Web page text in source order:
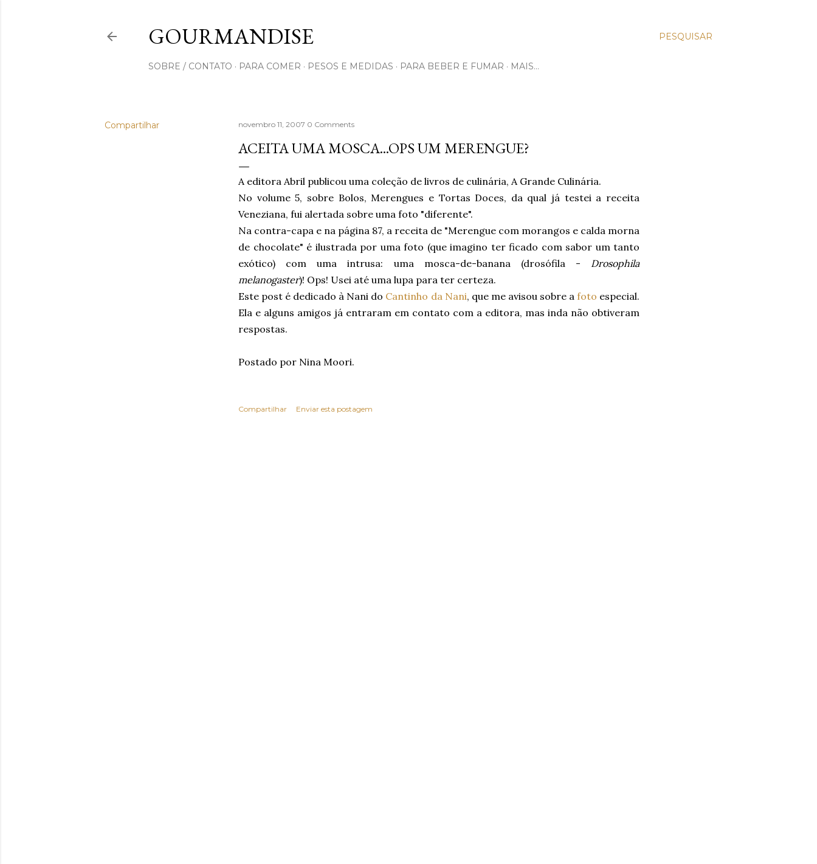
PESQUISAR
GOURMANDISE
SOBRE / CONTATO PARA COMER PESOS E MEDIDAS PARA BEBER E FUMAR MAIS…
Compartilhar novembro 11, 2007 0 Comments
ACEITA UMA MOSCA...OPS UM MERENGUE?
A editora Abril publicou uma coleção de livros de culinária, A Grande Culinária.
No volume 5, sobre Bolos, Merengues e Tortas Doces, da qual já testei a receita
Veneziana, fui alertada sobre uma foto "diferente".
Na contra-capa e na página 87, a receita de "Merengue com morangos e calda morna
de chocolate" é ilustrada por uma foto (que imagino ter ficado com sabor um tanto
exótico) com uma intrusa: uma mosca-de-banana (drosófila - Drosophila
melanogaster)! Ops! Usei até uma lupa para ter certeza.
Este post é dedicado à Nani do Cantinho da Nani, que me avisou sobre a foto especial.
Ela e alguns amigos já entraram em contato com a editora, mas inda não obtiveram
respostas.
Postado por Nina Moori.
Compartilhar Enviar esta postagem